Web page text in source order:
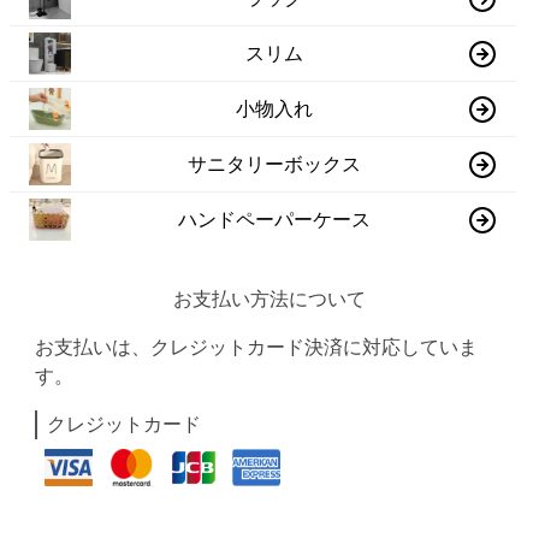
スリム
小物入れ
サニタリーボックス
ハンドペーパーケース
お支払い方法について
お支払いは、クレジットカード決済に対応していま
す。
クレジットカード